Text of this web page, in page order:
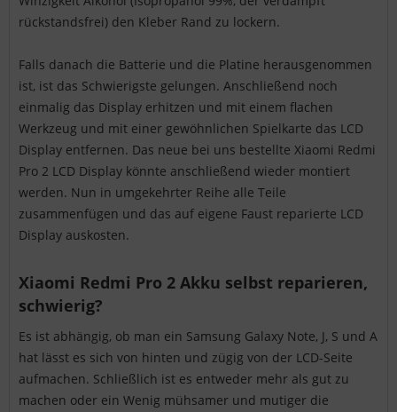
rückstandsfrei) den Kleber Rand zu lockern.
Falls danach die Batterie und die Platine herausgenommen
ist, ist das Schwierigste gelungen. Anschließend noch
einmalig das Display erhitzen und mit einem flachen
Werkzeug und mit einer gewöhnlichen Spielkarte das LCD
Display entfernen. Das neue bei uns bestellte Xiaomi Redmi
Pro 2 LCD Display könnte anschließend wieder montiert
werden. Nun in umgekehrter Reihe alle Teile
zusammenfügen und das auf eigene Faust reparierte LCD
Display auskosten.
Xiaomi Redmi Pro 2 Akku selbst reparieren,
schwierig?
Es ist abhängig, ob man ein Samsung Galaxy Note, J, S und A
hat lässt es sich von hinten und zügig von der LCD-Seite
aufmachen. Schließlich ist es entweder mehr als gut zu
machen oder ein Wenig mühsamer und mutiger die